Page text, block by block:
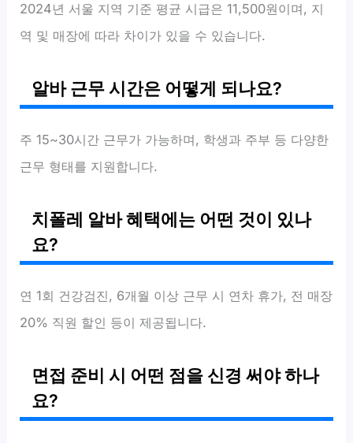
2024년 서울 지역 기준 평균 시급은 11,500원이며, 지
역 및 매장에 따라 차이가 있을 수 있습니다.
알바 근무 시간은 어떻게 되나요?
주 15~30시간 근무가 가능하며, 학생과 주부 등 다양한
근무 형태를 지원합니다.
치폴레 알바 혜택에는 어떤 것이 있나
요?
연 1회 건강검진, 6개월 이상 근무 시 연차 휴가, 전 매장
20% 직원 할인 등이 제공됩니다.
면접 준비 시 어떤 점을 신경 써야 하나
요?